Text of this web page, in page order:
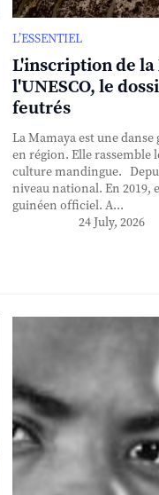
L’ESSENTIEL
L'inscription de la
l'UNESCO, le
feutrés
La Mamaya est une
en région. Elle rassemble
culture mandingue.
niveau national. En
guinéen officiel. A...
24 July, 2026